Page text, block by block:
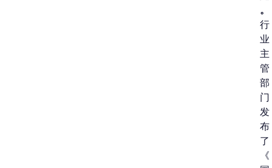
。
行
业
主
管
部
门
发
布
了
《